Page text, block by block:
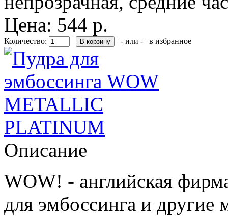
Цена: 544 р.
Количество: - или - в избранное
Описание
WOW! - английская
для эмбоссинга и другие